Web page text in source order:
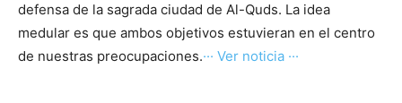
defensa de la sagrada ciudad de Al-Quds. La idea
medular es que ambos objetivos estuvieran en el centro
de nuestras preocupaciones.··· Ver noticia ···